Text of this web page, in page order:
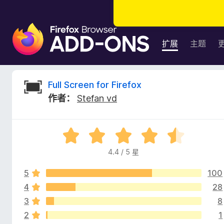
F
i
e
扩展 主题
F
S
c
Full Screen for Firefox
作者：
Stefan vd
评
分
/
5
4.4 / 5 星
5
100
4
28
3
8
2
1